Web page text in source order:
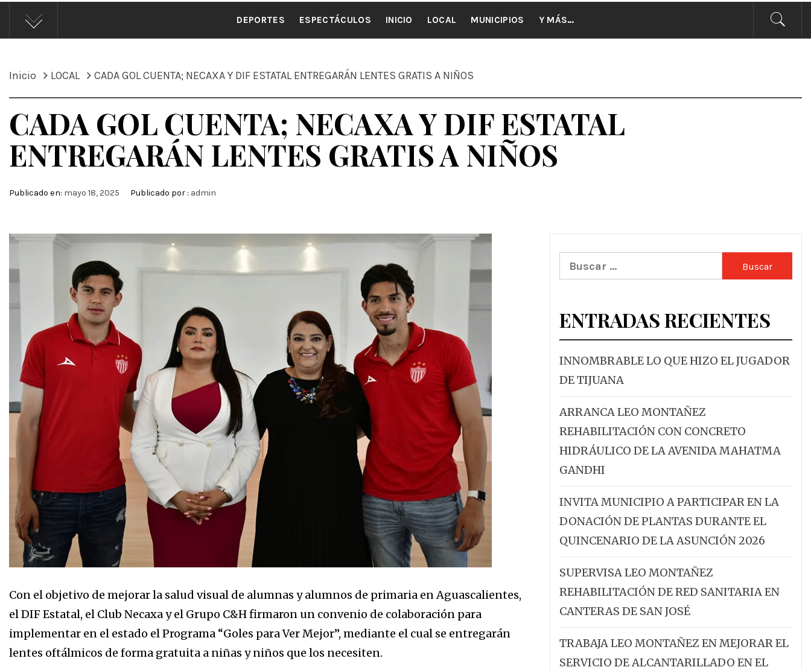
ÁNDALE NOTICIAS
DEPORTES ESPECTÁCULOS INICIO LOCAL MUNICIPIOS Y MÁS…
Inicio LOCAL CADA GOL CUENTA; NECAXA Y DIF ESTATAL ENTREGARÁN LENTES GRATIS A NIÑOS
CADA GOL CUENTA; NECAXA Y DIF ESTATAL
ENTREGARÁN LENTES GRATIS A NIÑOS
Publicado en: mayo 18, 2025 Publicado por : admin
Con el objetivo de mejorar la salud visual de alumnas y alumnos de primaria en Aguascalientes,
el DIF Estatal, el Club Necaxa y el Grupo C&H firmaron un convenio de colaboración para
implementar en el estado el Programa “Goles para Ver Mejor”, mediante el cual se entregarán
lentes oftálmicos de forma gratuita a niñas y niños que los necesiten.
Buscar:
ENTRADAS RECIENTES
INNOMBRABLE LO QUE HIZO EL JUGADOR
DE TIJUANA
ARRANCA LEO MONTAÑEZ
REHABILITACIÓN CON CONCRETO
HIDRÁULICO DE LA AVENIDA MAHATMA
GANDHI
INVITA MUNICIPIO A PARTICIPAR EN LA
DONACIÓN DE PLANTAS DURANTE EL
QUINCENARIO DE LA ASUNCIÓN 2026
SUPERVISA LEO MONTAÑEZ
REHABILITACIÓN DE RED SANITARIA EN
CANTERAS DE SAN JOSÉ
TRABAJA LEO MONTAÑEZ EN MEJORAR EL
SERVICIO DE ALCANTARILLADO EN EL